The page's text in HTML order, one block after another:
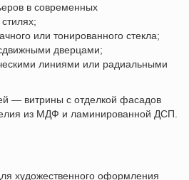
в современных
или тонированного стекла;
дверцами;
линиями или радиальными
— витрины с отделкой фасадов
из МДФ и ламинированной ДСП.
художественного оформления